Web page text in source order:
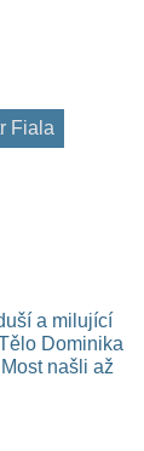
Fiala
a milující
Dominika
našli až